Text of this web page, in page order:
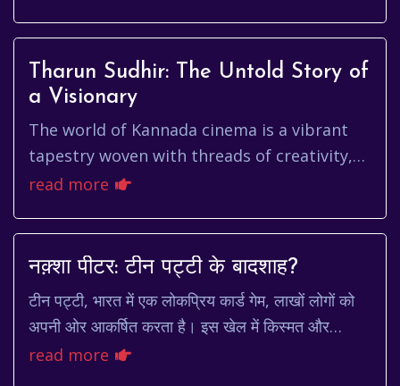
Tharun Sudhir: The Untold Story of
a Visionary
The world of Kannada cinema is a vibrant
tapestry woven with threads of creativity,
passion, and relentless dedication. Among
read more
नक़्शा पीटर: टीन पट्टी के बादशाह?
टीन पट्टी, भारत में एक लोकप्रिय कार्ड गेम, लाखों लोगों को
अपनी ओर आकर्षित करता है। इस खेल में किस्मत और
रणनीति का मिश्रण होता है, जो इसे रोमांचक और अ...
read more